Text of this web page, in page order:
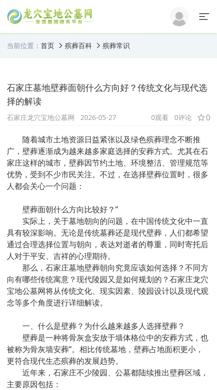
当前位置： 首页 殡葬百科 殡葬常识
石家庄墓地壁葬面朝什么方向好？传统文化与现代选
择的解读
石家庄龙穴宝地公墓网 2026-05-27 0观看 0评论 0
随着城市土地资源日益紧张以及绿色殡葬理念不断推
广，壁葬逐渐成为越来越多家庭选择的安葬方式。尤其在石
家庄这样的城市，壁葬因节约土地、环境整洁、管理规范等
优势，受到不少市民关注。不过，在选择壁葬位置时，很多
人都会关心一个问题：
壁葬面朝什么方向比较好？”
实际上，关于墓地朝向的问题，在中国传统文化中一直
具有较深影响。无论是传统墓葬还是现代壁葬，人们都希望
通过合理选择位置与朝向，表达对逝者的尊重，同时寄托后
人对于平安、吉祥的心理期待。
那么，石家庄墓地壁葬朝向究竟应该如何选择？不同方
向有哪些传统寓意？现代陵园又是如何规划的？石家庄龙穴
宝地公墓网将从传统文化、现实因素、陵园设计以及现代观
念等多个角度进行详细解读。
一、什么是壁葬？为什么越来越多人选择壁葬？
壁葬是一种将骨灰盒安放于墙体格位中的安葬方式，也
被称为骨灰墙安葬”。相比传统墓地，壁葬占地面积更小，
更符合现代生态殡葬的发展趋势。
近年来，石家庄不少陵园、公墓都陆续推出壁葬区域，
主要原因包括：